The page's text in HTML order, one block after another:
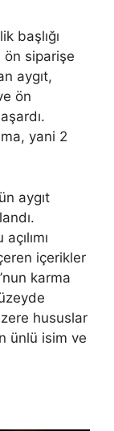
başlığı
ön siparişe
aygıt,
ön
yani 2
aygıt
içerikler
karma
hususlar
ünlü isim ve